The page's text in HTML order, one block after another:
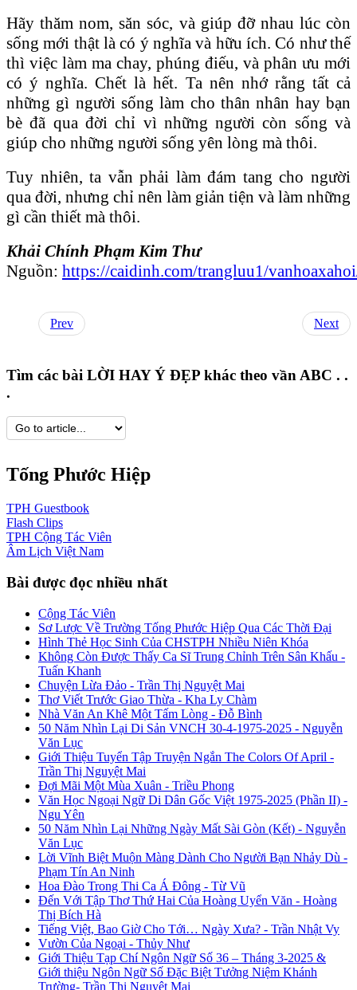
Hãy thăm nom, săn sóc, và giúp đỡ nhau lúc còn
sống mới thật là có ý nghĩa và hữu ích. Có như thế
thì việc làm ma chay, phúng điếu, và phân ưu mới
có ý nghĩa. Chết là hết. Ta nên nhớ rằng tất cả
những gì người sống làm cho thân nhân hay bạn
bè đã qua đời chỉ vì những người còn sống và
giúp cho những người sống yên lòng mà thôi.
Tuy nhiên, ta vẫn phải làm đám tang cho người
qua đời, nhưng chỉ nên làm giản tiện và làm những
gì cần thiết mà thôi.
Khải Chính Phạm Kim Thư
Nguồn: https://caidinh.com/trangluu1/
Prev Next
Tìm các bài LỜI HAY Ý ĐẸP khác theo vần ABC . .
.
Tống Phước Hiệp
TPH Guestbook
Flash Clips
TPH Cộng Tác Viên
Âm Lịch Việt Nam
Bài được đọc nhiều nhất
Cộng Tác Viên
Sơ Lược Về Trường Tống Phước Hiệp Qua Các Thời Đại
Hình Thẻ Học Sinh Của CHSTPH Nhiều Niên Khóa
Không Còn Được Thấy Ca Sĩ Trung Chỉnh Trên Sân Khấu -
Tuấn Khanh
Chuyện Lừa Đảo - Trần Thị Nguyệt Mai
Thơ Viết Trước Giao Thừa - Kha Ly Chàm
Nhà Văn An Khê Một Tấm Lòng - Đỗ Bình
50 Năm Nhìn Lại Di Sản VNCH 30-4-1975-2025 - Nguyễn
Văn Lục
Giới Thiệu Tuyển Tập Truyện Ngắn The Colors Of April -
Trần Thị Nguyệt Mai
Đợi Mãi Một Mùa Xuân - Triều Phong
Văn Học Ngoại Ngữ Di Dân Gốc Việt 1975-2025 (Phần II) -
Ngu Yên
50 Năm Nhìn Lại Những Ngày Mất Sài Gòn (Kết) - Nguyễn
Văn Lục
Lời Vĩnh Biệt Muộn Màng Dành Cho Người Bạn Nhảy Dù -
Phạm Tín An Ninh
Hoa Đào Trong Thi Ca Á Đông - Từ Vũ
Đến Với Tập Thơ Thứ Hai Của Hoàng Uyển Văn - Hoàng
Thị Bích Hà
Tiếng Việt, Bao Giờ Cho Tới… Ngày Xưa? - Trần Nhật Vy
Vườn Của Ngoại - Thủy Như
Giới Thiệu Tạp Chí Ngôn Ngữ Số 36 – Tháng 3-2025 &
Giới thiệu Ngôn Ngữ Số Đặc Biệt Tưởng Niệm Khánh
Trường- Trần Thị Nguyệt Mai